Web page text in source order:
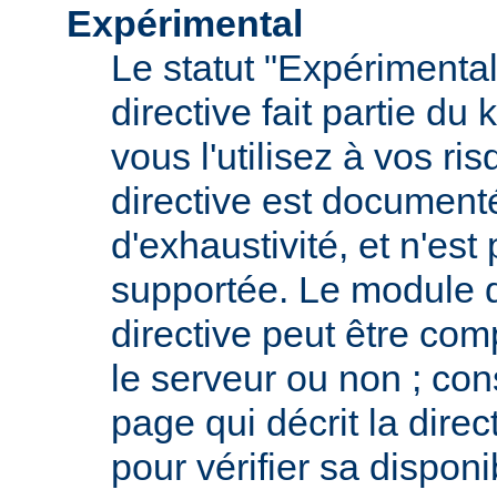
Expérimental
Le statut
directive fait partie du
vous l'utilisez à vos
directive est
d'exhaustivité, et n'est
supportée. Le module
directive peut être
le serveur ou non ;
page qui décrit la
pour vérifier sa